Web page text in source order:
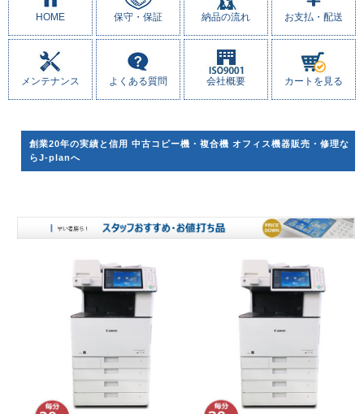
HOME 保守・保証 納品の流れ お支払・配送
メンテナンス よくある質問 会社概要 カートを見る
創業20年の実績と信用 中古コピー機・複合機 オフィス機器販売・修理な
らJ-planへ